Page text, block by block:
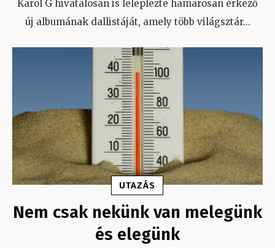
Karol G hivatalosan is leleplezte hamarosan érkező
új albumának dallistáját, amely több világsztár...
UTAZÁS
Nem csak nekünk van melegünk
és elegünk